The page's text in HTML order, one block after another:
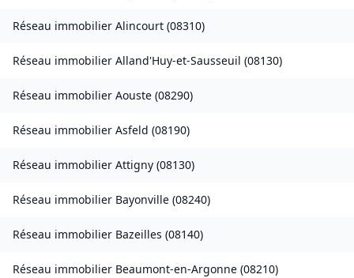
Réseau immobilier Alincourt (08310)
Réseau immobilier Alland'Huy-et-Sausseuil (08130)
Réseau immobilier Aouste (08290)
Réseau immobilier Asfeld (08190)
Réseau immobilier Attigny (08130)
Réseau immobilier Bayonville (08240)
Réseau immobilier Bazeilles (08140)
Réseau immobilier Beaumont-en-Argonne (08210)